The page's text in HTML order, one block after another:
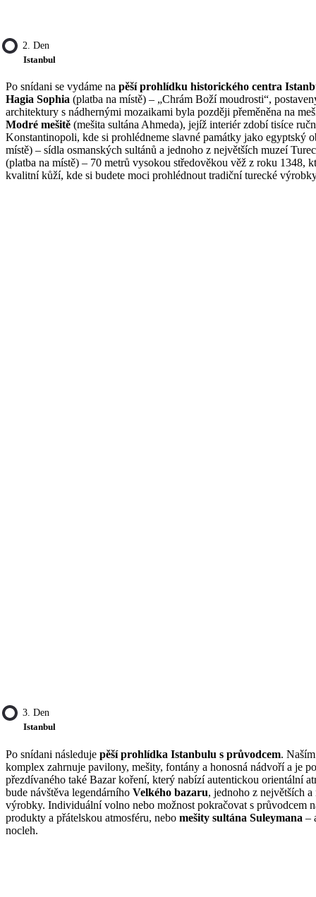
2. Den
Istanbul
Po snídani se vydáme na pěší prohlídku historického centra
Hagia Sophia (platba na místě) – „Chrám Boží moudrosti“,
architektury s nádhernými mozaikami byla později přeměněna na
Modré mešitě (mešita sultána Ahmeda), jejíž interiér zdobí tisíce
Konstantinopoli, kde si prohlédneme slavné památky jako egyptský
místě) – sídla osmanských sultánů a jednoho z největších muzeí
(platba na místě) – 70 metrů vysokou středověkou věž z roku 1348,
kvalitní kůží, kde si budete moci prohlédnout tradiční turecké
3. Den
Istanbul
Po snídani následuje pěší prohlídka Istanbulu s průvodcem.
komplex zahrnuje pavilony, mešity, fontány a honosná nádvoří a je
přezdívaného také Bazar koření, který nabízí autentickou orientální
bude návštěva legendárního Velkého bazaru, jednoho z největších
výrobky. Individuální volno nebo možnost pokračovat s průvodcem
produkty a přátelskou atmosféru, nebo mešity sultána Suleymana –
nocleh.